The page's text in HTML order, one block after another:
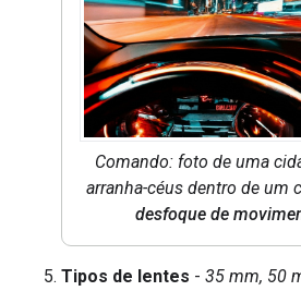
Comando: foto de uma
arranha-céus dentro de um
desfoque de
Tipos de lentes - 35 mm, 50